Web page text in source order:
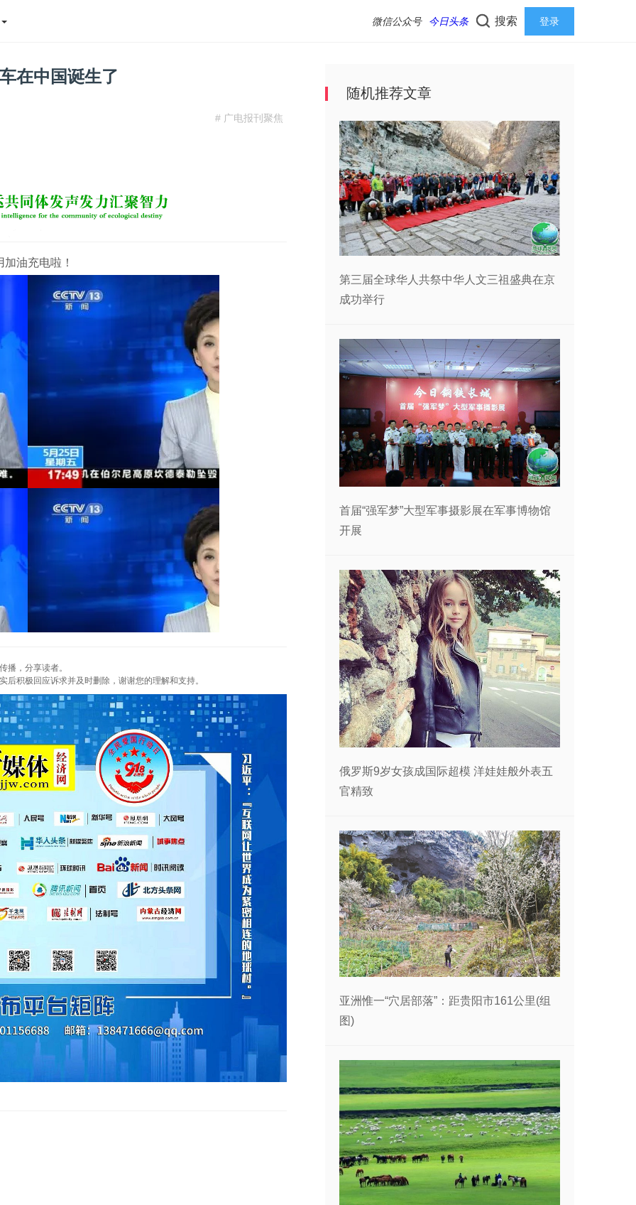
微信公众号 今日头条 搜索 登录
在中国诞生了
# 广电报刊聚焦
油充电啦！
播，分享读者。
积极回应诉求并及时删除，谢谢您的理解和支持。
随机推荐文章
第三届全球华人共祭中华人文三祖盛典在京
成功举行
首届“强军梦”大型军事摄影展在军事博物馆
开展
俄罗斯9岁女孩成国际超模 洋娃娃般外表五
官精致
亚洲惟一“穴居部落”：距贵阳市161公里(组
图)